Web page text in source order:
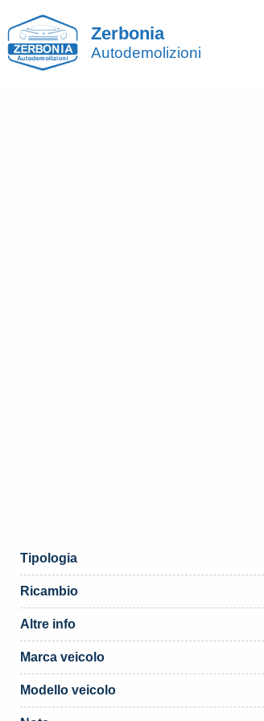
Zerbonia
Autodemolizioni
Tipologia
Ricambio
Altre info
Marca veicolo
Modello veicolo